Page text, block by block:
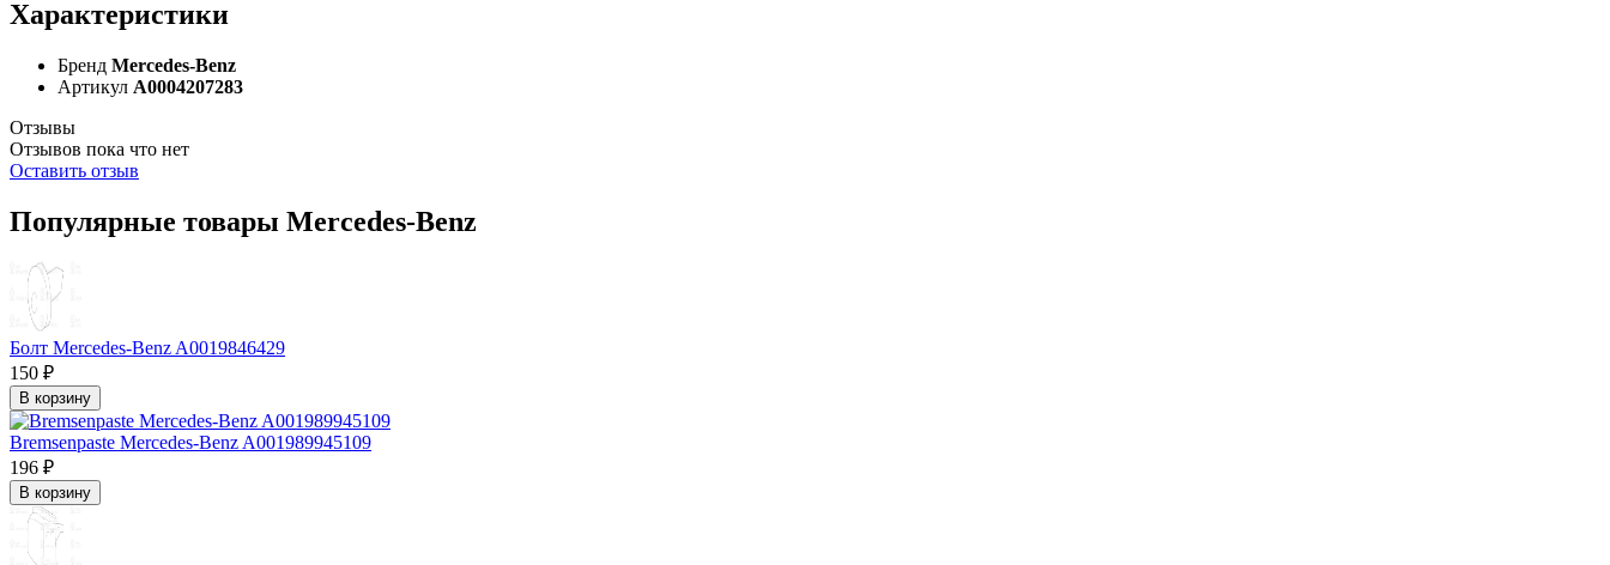
Характеристики
Бренд Mercedes-Benz
Артикул A0004207283
Отзывы
Отзывов пока что нет
Оставить отзыв
Популярные товары Mercedes-Benz
Болт Mercedes-Benz A0019846429
150 ₽
В корзину
Bremsenpaste Mercedes-Benz A001989945109
196 ₽
В корзину